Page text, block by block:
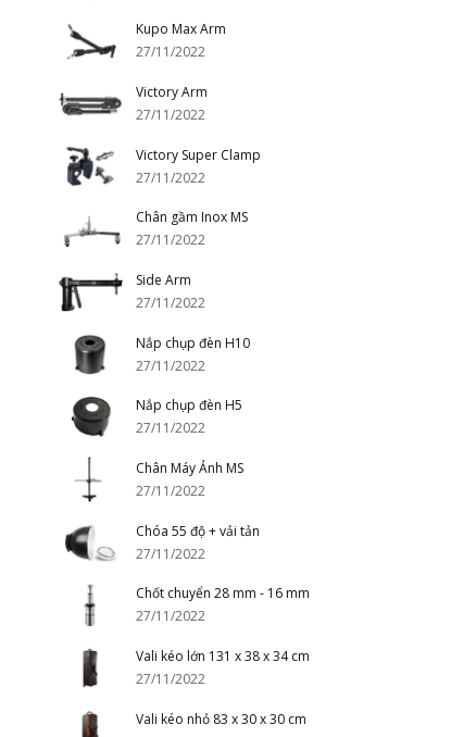
Kupo Max Arm
27/11/2022
Victory Arm
27/11/2022
Victory Super Clamp
27/11/2022
Chân gầm Inox MS
27/11/2022
Side Arm
27/11/2022
Nắp chụp đèn H10
27/11/2022
Nắp chụp đèn H5
27/11/2022
Chân Máy Ảnh MS
27/11/2022
Chóa 55 độ + vải tản
27/11/2022
Chốt chuyển 28 mm - 16 mm
27/11/2022
Vali kéo lớn 131 x 38 x 34 cm
27/11/2022
Vali kéo nhỏ 83 x 30 x 30 cm